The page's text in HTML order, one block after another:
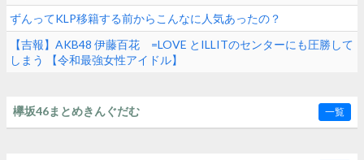
ずんってKLP移籍する前からこんなに人気あったの？
【吉報】AKB48 伊藤百花 =LOVE とILLITのセンターにも圧勝して
しまう 【令和最強女性アイドル】
欅坂46まとめきんぐだむ 一覧